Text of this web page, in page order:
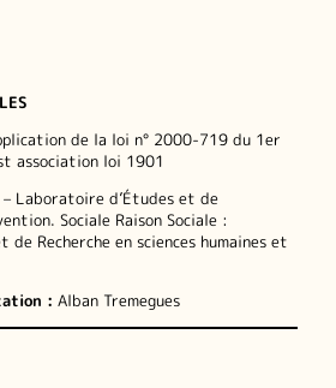
de la loi n° 2000-719 du 1er
association loi 1901
– Laboratoire d’Études et de
Sociale Raison Sociale :
de Recherche en sciences humaines et
: Alban Tremegues